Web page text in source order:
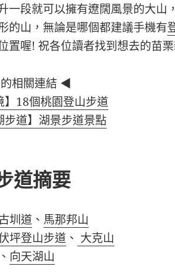
一段就可以擁有遼闊風景的大山
的山，無論是哪個都建議手機有
置喔! 祝各位讀者找到想去的苗
相關連結 ◀
】18個桃園登山步道
步道】湖景步道景點
道摘要
圳道 、 馬那邦山
坪登山步道 、 大克山
、 向天湖山